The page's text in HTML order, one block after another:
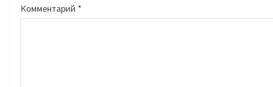
Комментарий *